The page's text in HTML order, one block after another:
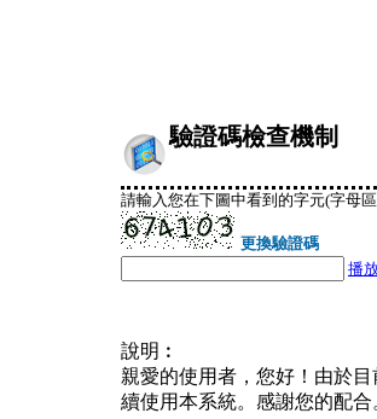
驗證碼檢查機制
請輸入您在下圖中看到的字元(字母
更換驗證碼
播
說明︰
親愛的使用者，您好！由於
續使用本系統。感謝您的配合